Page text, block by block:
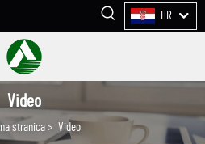
HR
Video
stranica > Video